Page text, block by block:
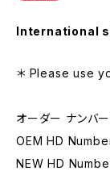
International
＊ Please use
オーダー ナンバ
OEM HD
NEW HD